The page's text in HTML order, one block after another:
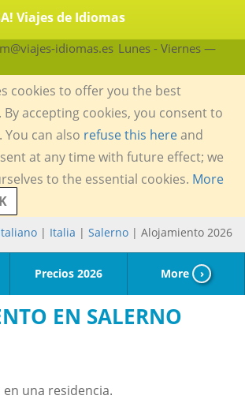
Viajes de Idiomas
idiomas.es Lunes - Viernes —
cookies to offer you the best
By accepting cookies, you consent to
can also refuse this hereand
at any time with future effect; we
to the essential cookies. More
| Italia | Salerno | Alojamiento 2026
Precios 2026 More ›
EN SALERNO
una residencia.